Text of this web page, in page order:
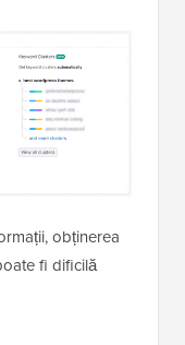
obținerea
fi dificilă